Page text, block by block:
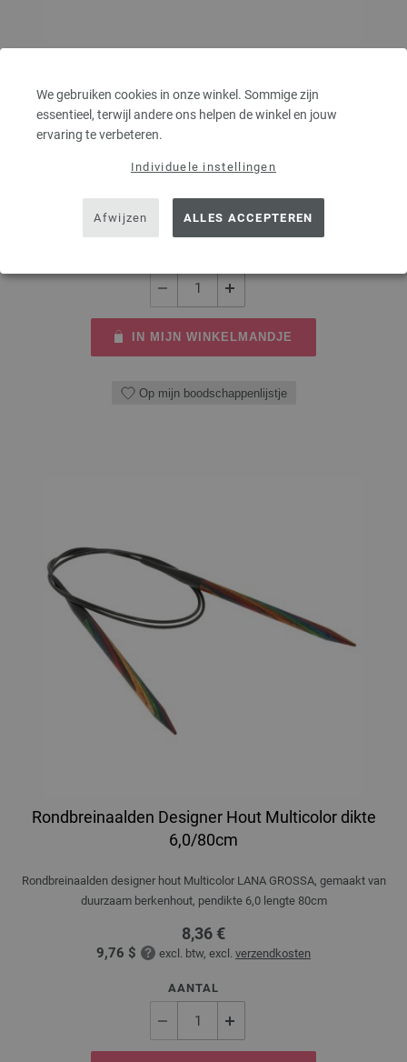
We gebruiken cookies in onze winkel. Sommige zijn
essentieel, terwijl andere ons helpen de winkel en jouw
ervaring te verbeteren.
Individuele instellingen
Afwijzen ALLES ACCEPTEREN
5,0/80cm
duurzaam berkenhout, pendikte 5,0 lengte 80cm
7,98 €
9,31 $ excl. btw, excl.verzendkosten
IN MIJN WINKELMANDJE
Op mijn boodschappenlijstje
Rondbreinaalden Designer Hout Multicolor dikte
6,0/80cm
Rondbreinaalden designer hout Multicolor LANA GROSSA, gemaakt van
duurzaam berkenhout, pendikte 6,0 lengte 80cm
8,36 €
9,76 $ excl. btw, excl. verzendkosten
AANTAL